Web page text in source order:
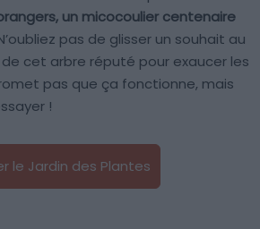
un micocoulier centenaire
pas de glisser un souhait au
cet arbre réputé pour exaucer les
pas que ça fonctionne, mais
!
le Jardin des Plantes